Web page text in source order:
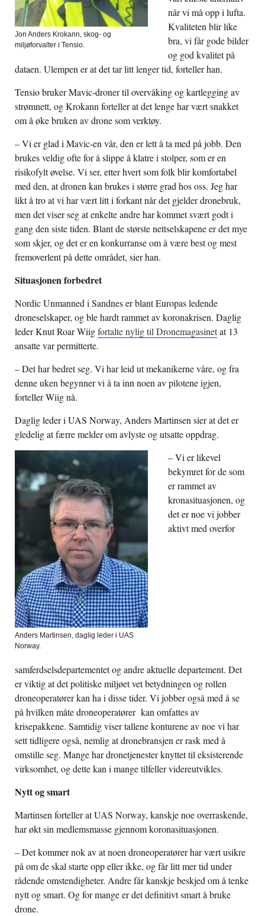
Jon Anders Krokann, skog- og
miljøforvalter i Tensio.
når vi må opp i lufta.
Kvaliteten blir like
bra, vi får gode bilder
og god kvalitet på
dataen. Ulempen er at det tar litt lenger tid, forteller han.
Tensio bruker Mavic-droner til overvåking og kartlegging av
strømnett, og Krokann forteller at det lenge har vært snakket
om å øke bruken av drone som verktøy.
– Vi er glad i Mavic-en vår, den er lett å ta med på jobb. Den
brukes veldig ofte for å slippe å klatre i stolper, som er en
risikofylt øvelse. Vi ser, etter hvert som folk blir komfortabel
med den, at dronen kan brukes i større grad hos oss. Jeg har
likt å tro at vi har vært litt i forkant når det gjelder dronebruk,
men det viser seg at enkelte andre har kommet svært godt i
gang den siste tiden. Blant de største nettselskapene er det mye
som skjer, og det er en konkurranse om å være best og mest
fremoverlent på dette området, sier han.
Situasjonen forbedret
Nordic Unmanned i Sandnes er blant Europas ledende
droneselskaper, og ble hardt rammet av koronakrisen. Daglig
leder Knut Roar Wiigfortalte nylig til Dronemagasinetat 13
ansatte var permitterte.
– Det har bedret seg. Vi har leid ut mekanikerne våre, og fra
denne uken begynner vi å ta inn noen av pilotene igjen,
forteller Wiig nå.
Daglig leder i UAS Norway, Anders Martinsen sier at det er
gledelig at færre melder om avlyste og utsatte oppdrag.
Anders Martinsen, daglig leder i UAS
Norway.
– Vi er likevel
bekymret for de som
er rammet av
kronasituasjonen, og
det er noe vi jobber
aktivt med overfor
samferdselsdepartementet og andre aktuelle departement. Det
er viktig at det politiske miljøet vet betydningen og rollen
droneoperatører kan ha i disse tider. Vi jobber også med å se
på hvilken måte droneoperatører kan omfattes av
krisepakkene. Samtidig viser tallene konturene av noe vi har
sett tidligere også, nemlig at dronebransjen er rask med å
omstille seg. Mange har dronetjenester knyttet til eksisterende
virksomhet, og dette kan i mange tilfeller videreutvikles.
Nytt og smart
Martinsen forteller at UAS Norway, kanskje noe overraskende,
har økt sin medlemsmasse gjennom koronasituasjonen.
– Det kommer nok av at noen droneoperatører har vært usikre
på om de skal starte opp eller ikke, og får litt mer tid under
rådende omstendigheter. Andre får kanskje beskjed om å tenke
nytt og smart. Og for mange er det definitivt smart å bruke
drone.